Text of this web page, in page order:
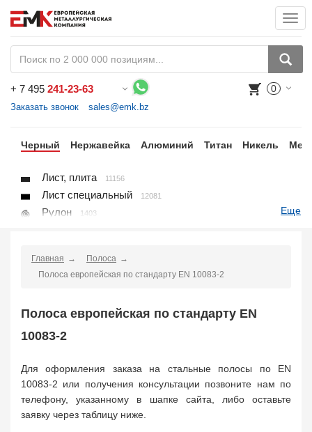
+ 7 495 241-23-63
Заказать звонок sales@emk.bz
0
Черный Нержавейка Алюминий Титан Никель
Лист, плита 11156
Лист специальный 12081
Рулон 1403
Полоса 10866
Шестигранник
Арматура 10
Поковка
Балка тавровая 14
Швеллер 178
Уголок 332
Полособульб
Еще
Главная
Полоса
Полоса европейская по стандарту EN 10083-2
Полоса европейская по стандарту EN
10083-2
Для оформления заказа на стальные полосы по EN
10083-2 или получения консультации позвоните нам по
телефону, указанному в шапке сайта, либо оставьте
заявку через таблицу ниже.